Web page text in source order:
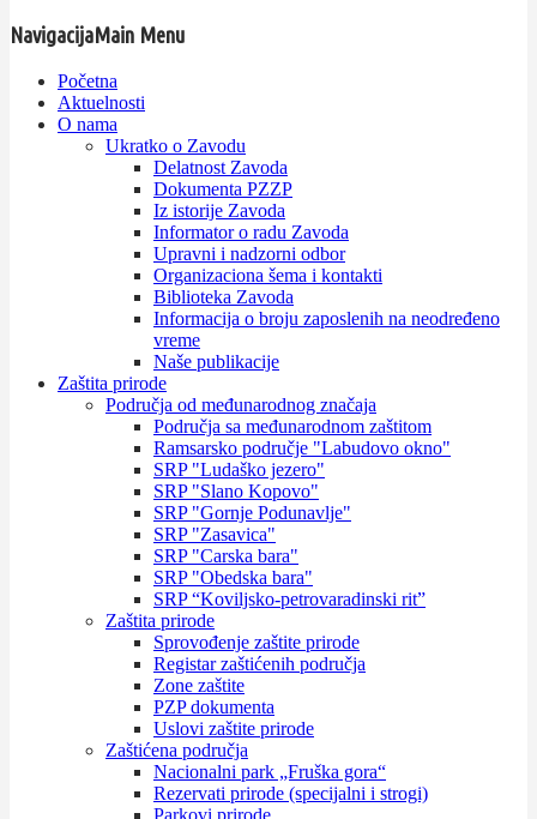
NavigacijaMain Menu
Početna
Aktuelnosti
O nama
Ukratko o Zavodu
Delatnost Zavoda
Dokumenta PZZP
Iz istorije Zavoda
Informator o radu Zavoda
Upravni i nadzorni odbor
Organizaciona šema i kontakti
Biblioteka Zavoda
Informacija o broju zaposlenih na neodređeno
vreme
Naše publikacije
Zaštita prirode
Područja od međunarodnog značaja
Područja sa međunarodnom zaštitom
Ramsarsko područje "Labudovo okno"
SRP "Ludaško jezero"
SRP "Slano Kopovo"
SRP "Gornje Podunavlje"
SRP "Zasavica"
SRP "Carska bara"
SRP "Obedska bara"
SRP “Koviljsko-petrovaradinski rit”
Zaštita prirode
Sprovođenje zaštite prirode
Registar zaštićenih područja
Zone zaštite
PZP dokumenta
Uslovi zaštite prirode
Zaštićena područja
Nacionalni park „Fruška gora“
Rezervati prirode (specijalni i strogi)